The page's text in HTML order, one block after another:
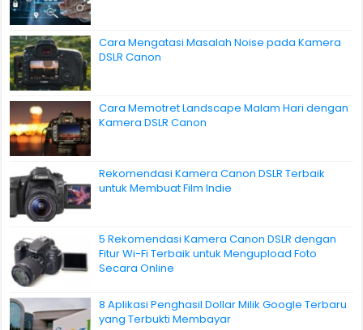
Cara Mengatasi Masalah Noise pada Kamera
DSLR Canon
Cara Memotret Landscape Malam Hari dengan
Kamera DSLR Canon
Rekomendasi Kamera Canon DSLR Terbaik
untuk Membuat Film Indie
5 Rekomendasi Kamera Canon DSLR dengan
Fitur Wi-Fi Terbaik untuk Mengupload Foto
Secara Online
8 Aplikasi Penghasil Dollar Milik Google Terbaru
yang Terbukti Membayar